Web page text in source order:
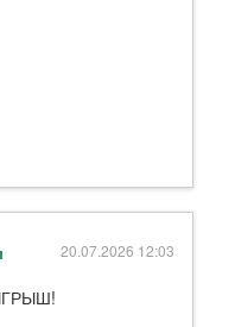
20.07.2026 12:03